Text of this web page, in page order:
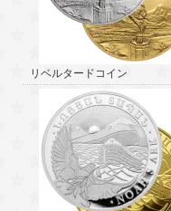
リベルタードコイン